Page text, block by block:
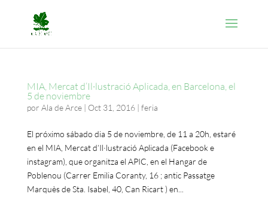
MIA, Mercat d’Il·lustració Aplicada, en Barcelona, el
5 de noviembre
por Ala de Arce| Oct 31, 2016| feria
El próximo sábado dia 5 de noviembre, de 11 a 20h, estaré
en el MIA, Mercat d’Il·lustració Aplicada (Facebook e
instagram), que organitza el APIC, en el Hangar de
Poblenou (Carrer Emilia Coranty, 16 ; antic Passatge
Marquès de Sta. Isabel, 40, Can Ricart ) en...